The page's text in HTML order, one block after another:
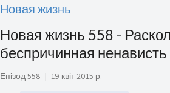
Новая жизнь
Новая жизнь 558 -
беспричинная ненависть
Епізод 558 | 19 квіт 2015 р.